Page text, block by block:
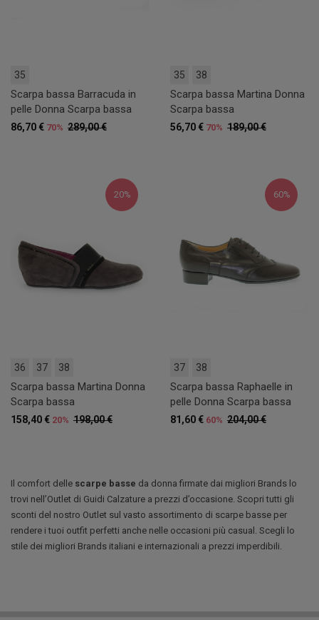
35
Scarpa bassa Barracuda in
pelle Donna Scarpa bassa
289,00 €
86,70 € 70%
35 38
Scarpa bassa Martina Donna
Scarpa bassa
189,00 €
56,70 € 70%
20%
36 37 38
Scarpa bassa Martina Donna
Scarpa bassa
198,00 €
158,40 € 20%
60%
37 38
Scarpa bassa Raphaelle in
pelle Donna Scarpa bassa
204,00 €
81,60 € 60%
Il comfort delle scarpe basse da donna firmate dai migliori Brands lo
trovi nell’Outlet di Guidi Calzature a prezzi d’occasione. Scopri tutti gli
sconti del nostro Outlet sul vasto assortimento di scarpe basse per
rendere i tuoi outfit perfetti anche nelle occasioni più casual. Scegli lo
stile dei migliori Brands italiani e internazionali a prezzi imperdibili.